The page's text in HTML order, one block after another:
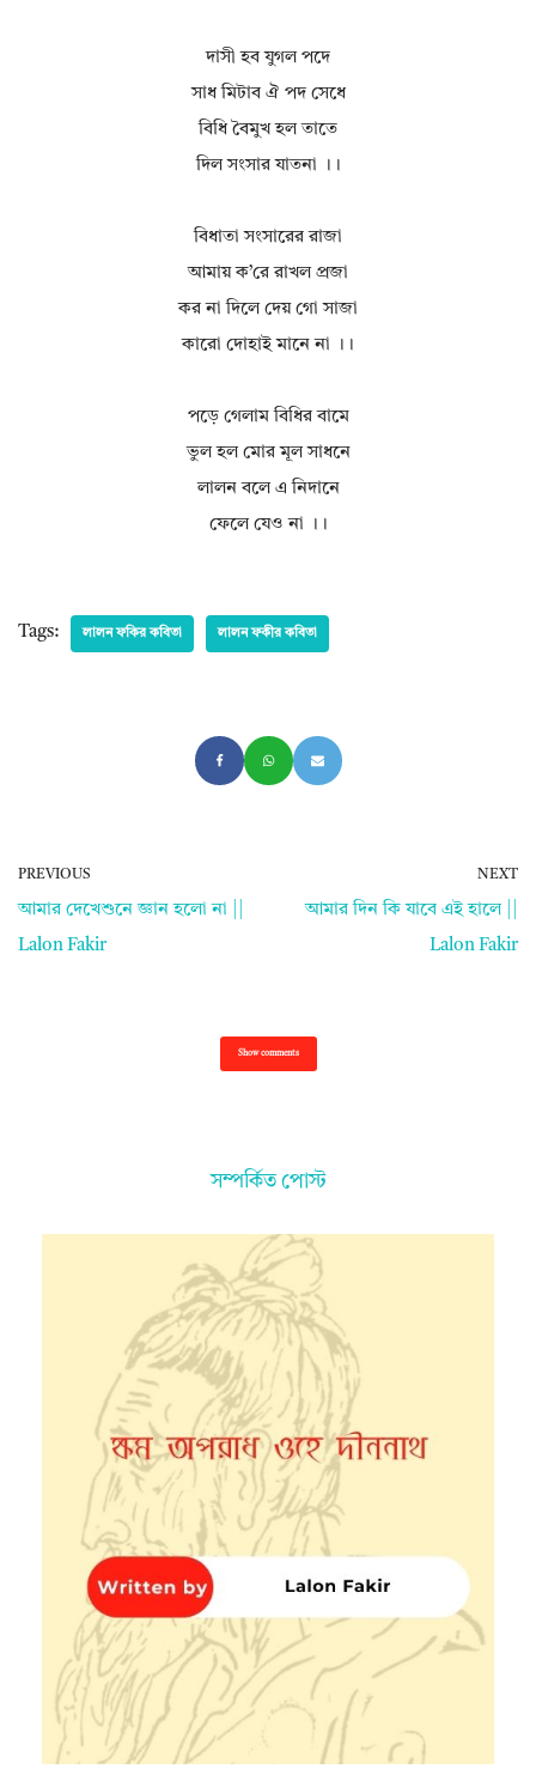
দাসী হব যুগল পদে
সাধ মিটাব ঐ পদ সেধে
বিধি বৈমুখ হল তাতে
দিল সংসার যাতনা ।।
বিধাতা সংসারের রাজা
আমায় ক’রে রাখল প্রজা
কর না দিলে দেয় গো সাজা
কারো দোহাই মানে না ।।
পড়ে গেলাম বিধির বামে
ভুল হল মোর মূল সাধনে
লালন বলে এ নিদানে
ফেলে যেও না ।।
Tags: লালন ফকির কবিতা লালন ফকীর কবিতা
PREVIOUS
আমার দেখেশুনে জ্ঞান হলো না ||
Lalon Fakir
NEXT
আমার দিন কি যাবে এই হালে ||
Lalon Fakir
Show comments
সম্পর্কিত পোস্ট